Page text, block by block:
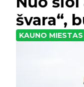
švara“,
KAUNO MIESTAS